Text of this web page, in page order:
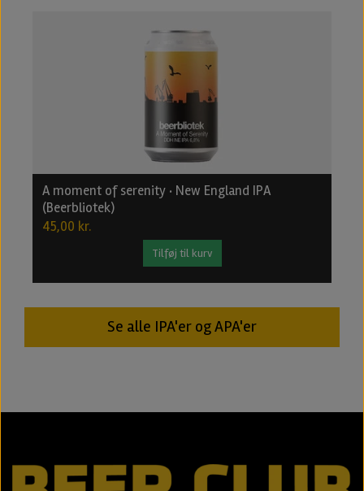
A moment of serenity · New England IPA
(Beerbliotek)
45,00 kr.
Tilføj til kurv
Se alle IPA'er og APA'er